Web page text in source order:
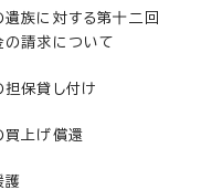
族に対する第十二回
の請求について
担保貸し付け
買上げ償還
護